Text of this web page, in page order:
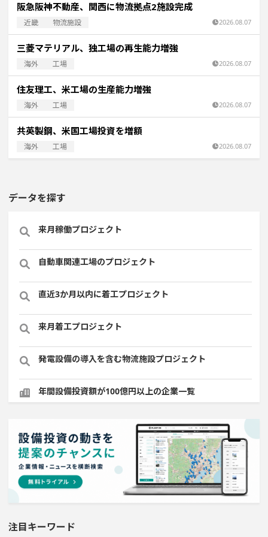
阪急阪神不動産、関西に物流拠点2施設完成
近畿 物流施設 2026.08.07
三菱マテリアル、独工場の再生能力増強
海外 工場 2026.08.07
住友理工、米工場の生産能力増強
海外 工場 2026.08.07
共英製鋼、米国工場投資を増額
海外 工場 2026.08.07
データを探す
来月稼働プロジェクト
自動車関連工場のプロジェクト
直近3か月以内に着工プロジェクト
来月着工プロジェクト
発電設備の導入を含む物流施設プロジェクト
年間設備投資額が100億円以上の企業一覧
稼働から約5年経過プロジェクト
医薬品工場のプロジェクト
1000億円以上投資する設備新設計画
システム投資一覧
注目キーワード